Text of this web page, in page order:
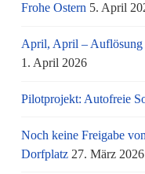
Frohe Ostern 5. April
April, April – Auflösung
1. April 2026
Pilotprojekt: Autofreie
Noch keine Freigabe
Dorfplatz 27. März 2026